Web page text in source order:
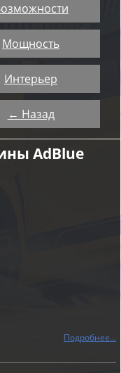
Мощность
Интерьер
← Назад
AdBlue
Подробнее...